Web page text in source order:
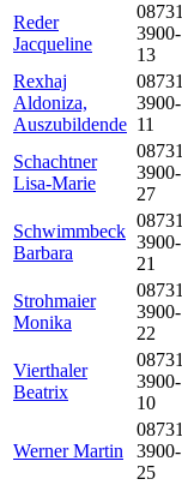
Reder
Jacqueline
08731
3900-
13
Rexhaj
Aldoniza,
Auszubildende
08731
3900-
11
Schachtner
Lisa-Marie
08731
3900-
27
Schwimmbeck
Barbara
08731
3900-
21
Strohmaier
Monika
08731
3900-
22
Vierthaler
Beatrix
08731
3900-
10
Werner Martin
08731
3900-
25